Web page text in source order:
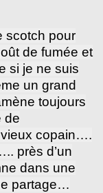
scotch pour
de fumée et
si je ne suis
un grand
toujours
de
copain….
près d’un
dans une
partage…